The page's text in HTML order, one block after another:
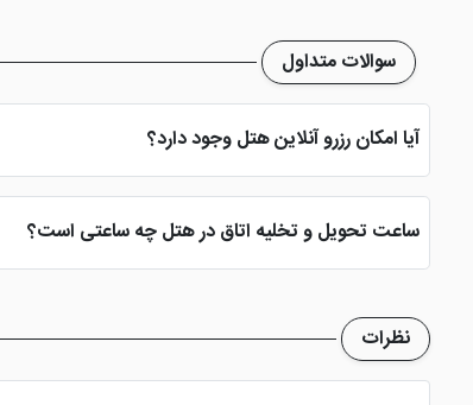
مجموعه ورزشی
سوالات متداول
آیا امکان رزرو آنلاین هتل وجود دارد؟
بله، با انتخاب تاریخ ورود و خروج، نوع اتاق و تعداد نفرات
ساعت تحویل و تخلیه اتاق در هتل چه ساعتی است؟
ساعت تحویل اتاق ساعت 2 بعد از ظهر و ساعت تخلیه اتاق 12 ظهر می باشد
نظرات